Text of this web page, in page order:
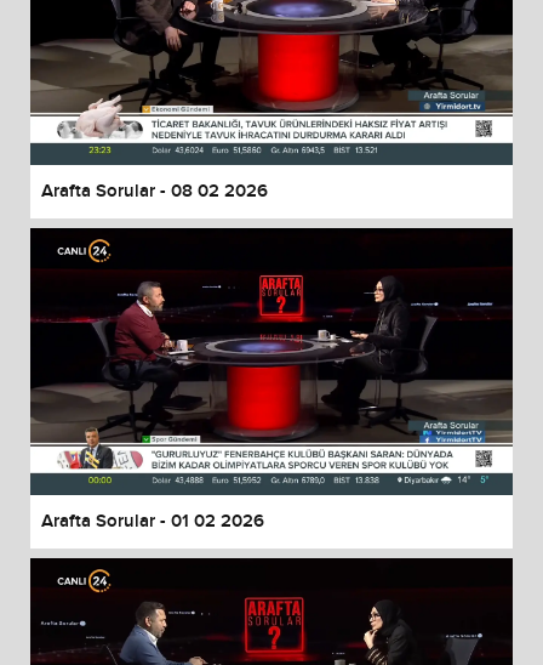
Arafta Sorular - 08 02 2026
Arafta Sorular - 01 02 2026